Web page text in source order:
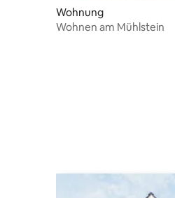
Wohnung
Wohnen am Mühlstein